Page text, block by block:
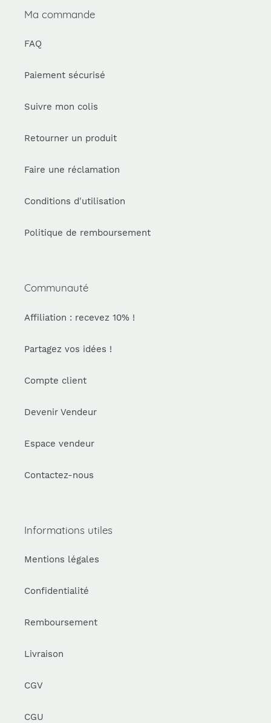
Ma commande
FAQ
Paiement sécurisé
Suivre mon colis
Retourner un produit
Faire une réclamation
Conditions d'utilisation
Politique de remboursement
Communauté
Affiliation : recevez 10% !
Partagez vos idées !
Compte client
Devenir Vendeur
Espace vendeur
Contactez-nous
Informations utiles
Mentions légales
Confidentialité
Remboursement
Livraison
CGV
CGU